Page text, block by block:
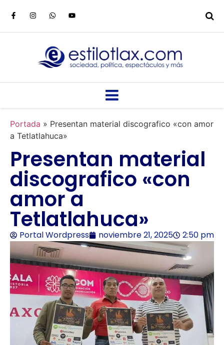
Portada » Presentan material discografico «con amor
a Tetlatlahuca»
Presentan material
discografico «con
amor a
Tetlatlahuca»
Portal Wordpress noviembre 21, 2025 2:50 pm